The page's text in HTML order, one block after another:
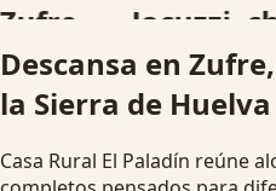
Jacuzzi, chimenea
Alojamientos pensados para
buscan una escapada rural
Ver disponibilidadEscapada
Descansa en
la Sierra de Huelva
Casa Rural El Paladín reúne